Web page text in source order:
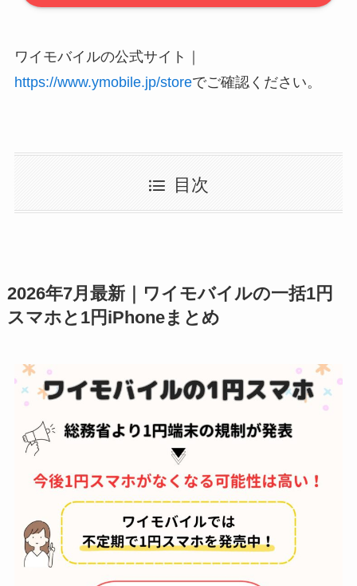
ワイモバイルの公式サイト｜
https://www.ymobile.jp/storeでご確認ください。
目次
2026年7月最新｜ワイモバイルの一括1円
スマホと1円iPhoneまとめ